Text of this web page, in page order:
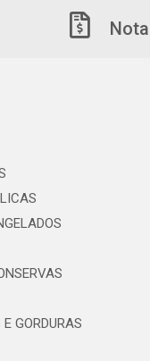
GORDURAS